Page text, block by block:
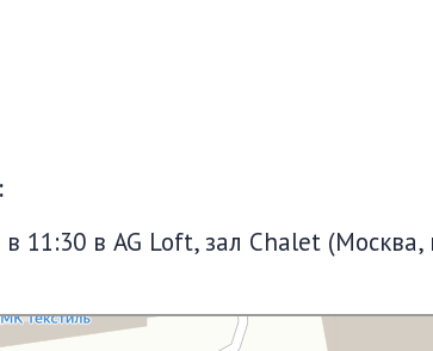
11:30 в AG Loft, зал Chalet